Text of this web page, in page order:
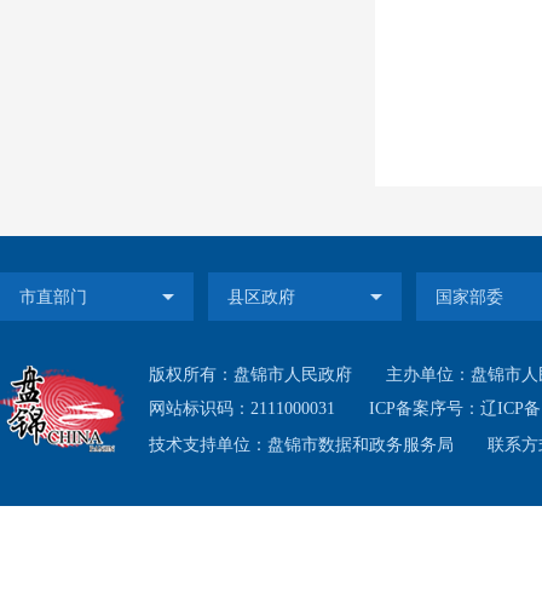
版权所有：盘锦市人民政府
主办单位：盘锦市
网站标识码：2111000031
ICP备案序号： 辽ICP
技术支持单位：盘锦市数据和政务服务局
联系方